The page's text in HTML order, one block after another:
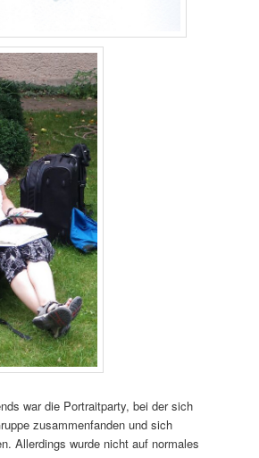
war die Portraitparty, bei der sich
zusammenfanden und sich
Allerdings wurde nicht auf normales